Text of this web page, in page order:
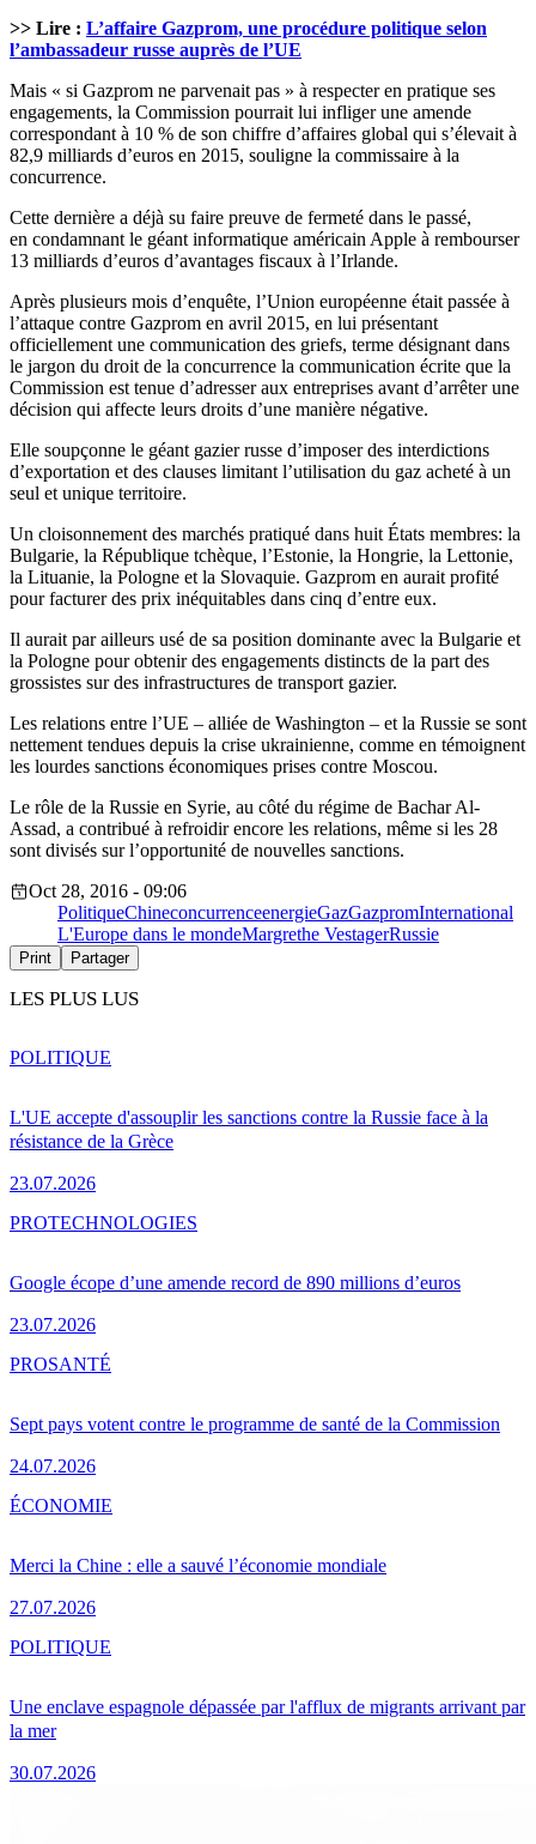
>> Lire : L’affaire Gazprom, une procédure politique selon
l’ambassadeur russe auprès de l’UE
Mais « si Gazprom ne parvenait pas » à respecter en pratique ses
engagements, la Commission pourrait lui infliger une amende
correspondant à 10 % de son chiffre d’affaires global qui s’élevait à
82,9 milliards d’euros en 2015, souligne la commissaire à la
concurrence.
Cette dernière a déjà su faire preuve de fermeté dans le passé,
en condamnant le géant informatique américain Apple à rembourser
13 milliards d’euros d’avantages fiscaux à l’Irlande.
Après plusieurs mois d’enquête, l’Union européenne était passée à
l’attaque contre Gazprom en avril 2015, en lui présentant
officiellement une communication des griefs, terme désignant dans
le jargon du droit de la concurrence la communication écrite que la
Commission est tenue d’adresser aux entreprises avant d’arrêter une
décision qui affecte leurs droits d’une manière négative.
Elle soupçonne le géant gazier russe d’imposer des interdictions
d’exportation et des clauses limitant l’utilisation du gaz acheté à un
seul et unique territoire.
Un cloisonnement des marchés pratiqué dans huit États membres: la
Bulgarie, la République tchèque, l’Estonie, la Hongrie, la Lettonie,
la Lituanie, la Pologne et la Slovaquie. Gazprom en aurait profité
pour facturer des prix inéquitables dans cinq d’entre eux.
Il aurait par ailleurs usé de sa position dominante avec la Bulgarie et
la Pologne pour obtenir des engagements distincts de la part des
grossistes sur des infrastructures de transport gazier.
Les relations entre l’UE – alliée de Washington – et la Russie se sont
nettement tendues depuis la crise ukrainienne, comme en témoignent
les lourdes sanctions économiques prises contre Moscou.
Le rôle de la Russie en Syrie, au côté du régime de Bachar Al-
Assad, a contribué à refroidir encore les relations, même si les 28
sont divisés sur l’opportunité de nouvelles sanctions.
Oct 28, 2016 - 09:06
PolitiqueChineconcurrenceenergieGazGazpromInternational
L'Europe dans le mondeMargrethe VestagerRussie
Print Partager
LES PLUS LUS
L'UE accepte d'assouplir les sanctions contre la Russie face à la
résistance de la Grèce
23.07.2026
POLITIQUE
Google écope d’une amende record de 890 millions d’euros
23.07.2026
PROTECHNOLOGIES
Sept pays votent contre le programme de santé de la Commission
24.07.2026
PROSANTÉ
Merci la Chine : elle a sauvé l’économie mondiale
27.07.2026
ÉCONOMIE
Une enclave espagnole dépassée par l'afflux de migrants arrivant par
la mer
30.07.2026
POLITIQUE